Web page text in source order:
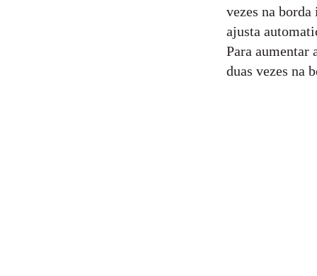
vezes na
ajusta
Para aumentar
duas vezes na